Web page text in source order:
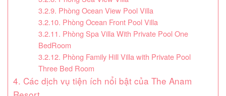
3.2.9. Phòng Ocean View Pool Villa
3.2.10. Phòng Ocean Front Pool Villa
3.2.11. Phòng Spa Villa With Private Pool One
BedRoom
3.2.12. Phòng Family Hill Villa with Private Pool
Three Bed Room
4. Các dịch vụ tiện ích nổi bật của The Anam